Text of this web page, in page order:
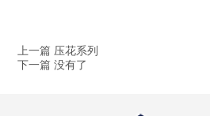
上一篇 压花系列
下一篇 没有了